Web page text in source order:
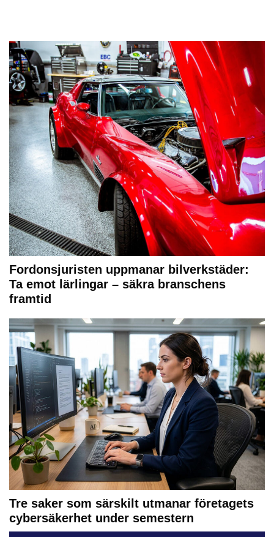
Fordonsjuristen uppmanar bilverkstäder:
Ta emot lärlingar – säkra branschens
framtid
Tre saker som särskilt utmanar företagets
cybersäkerhet under semestern